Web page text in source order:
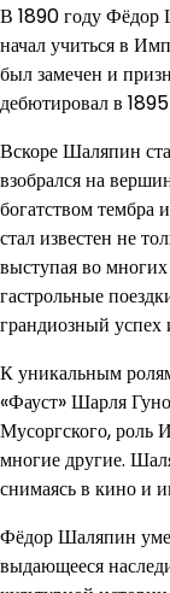
В 1890 году Фёдор
начал учиться в
был замечен и
дебютировал в
Вскоре Шаляпин
взобрался на
богатством
стал известен не
выступая во
гастрольные
грандиозный успех
К уникальным
«Фауст» Шарля
Мусоргского, роль
многие другие.
снимаясь в кино и
Фёдор Шаляпин
выдающееся